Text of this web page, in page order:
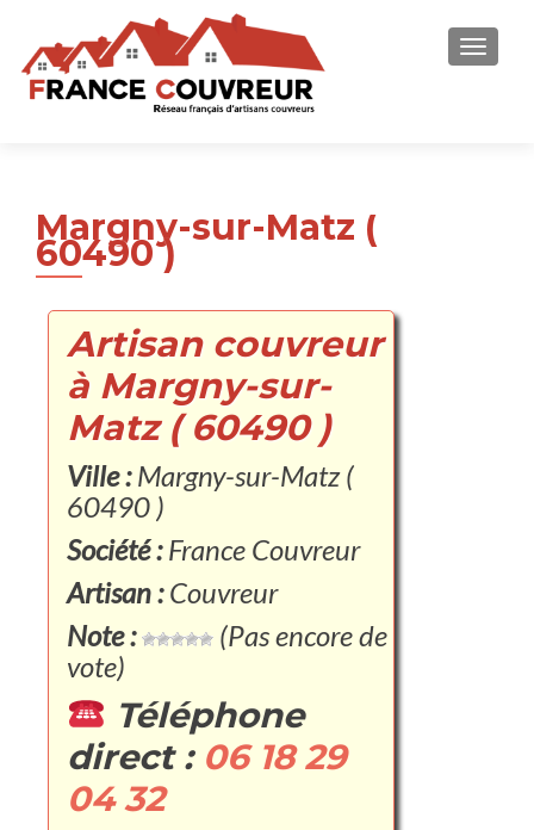
Margny-sur-Matz (
60490 )
Artisan couvreur
à Margny-sur-
Matz ( 60490 )
Ville :Margny-sur-Matz (
60490 )
Société :France Couvreur
Artisan :Couvreur
Note :
(Pas encore de
vote)
Téléphone
direct : 06 18 29
04 32